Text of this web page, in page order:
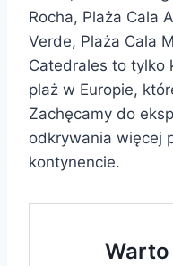
Rocha, Plaża Cala
Verde, Plaża Cala
Catedrales to tylko
plaż w Europie,
Zachęcamy do
odkrywania więcej
kontynencie.